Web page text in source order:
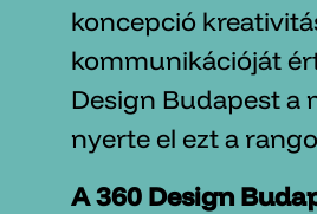
koncepció
kommunikációját
Design Budapest a
nyerte el ezt a
A 360 Design